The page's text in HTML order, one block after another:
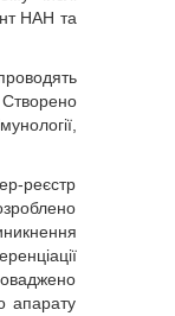
НАН та
реєстр
апарату